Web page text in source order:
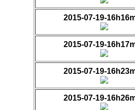
2015-07-19-
2015-07-19-
2015-07-19-
2015-07-19-